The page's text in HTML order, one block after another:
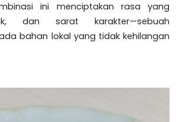
ini menciptakan rasa yang
dan sarat karakter—sebuah
bahan lokal yang tidak kehilangan